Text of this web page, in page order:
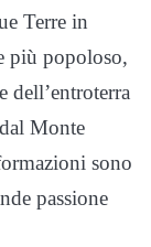
Terre in
più popoloso,
dell’entroterra
Monte
sono
passione